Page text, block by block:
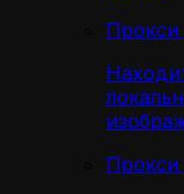
Прокси